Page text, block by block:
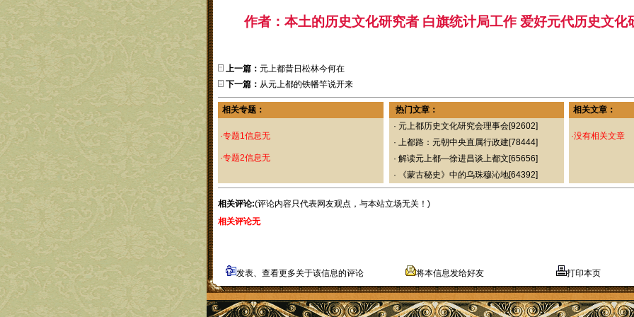
作者：本土的历史文化研究者 白旗统计局工作 爱好元代历史文化
上一篇： 元上都昔日松林今何在
下一篇： 从元上都的铁幡竿说开来
相关专题：
·专题1信息无
·专题2信息无
热门文章：
· 元上都历史文化研究会理事会[92602]
· 上都路：元朝中央直属行政建[78444]
· 解读元上都—徐进昌谈上都文 [65656]
·
《蒙古秘史》中的乌珠穆沁地[64392]
相关文章：
·没有相关文章
相关评论:(评论内容只代表网友观点，与本站立场无关！)
相关评论无
发表、查看更多关于该信息的评论 将本信息发给好友 打印本页